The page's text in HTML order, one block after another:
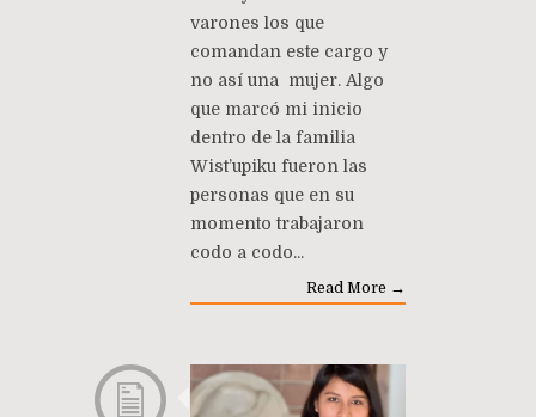
varones los que
comandan este cargo y
no así una mujer. Algo
que marcó mi inicio
dentro de la familia
Wist’upiku fueron las
personas que en su
momento trabajaron
codo a codo...
Read More →